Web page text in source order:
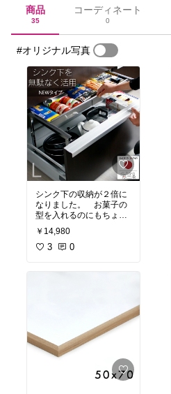
商品
35
コーディネート
0
#オリジナル写真
シンク下の収納が２倍に
なりました。 お菓子の
型を入れるのにもちょう
ど良い深さ。 組み立て
も簡単でした。 しっか
りした作りで、とてもお
￥14,980
3 0